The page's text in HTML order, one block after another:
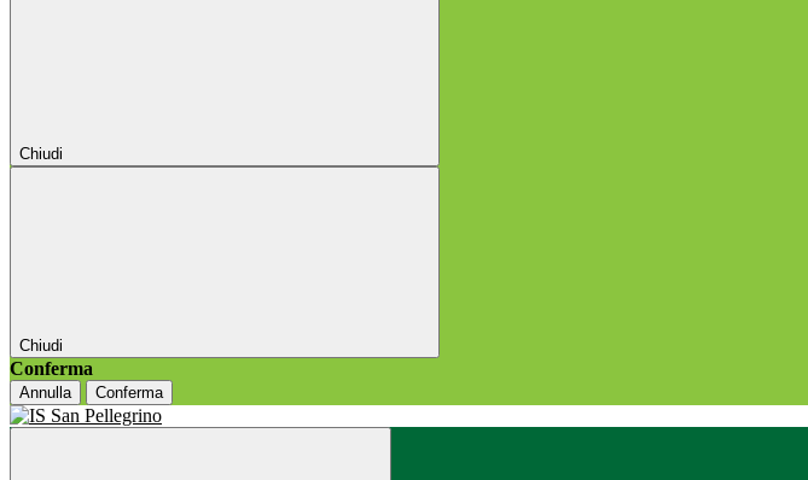
Chiudi
Chiudi
Conferma
Annulla Conferma